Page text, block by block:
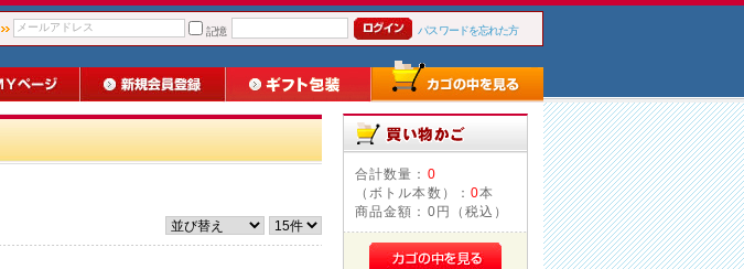
記憶
パスワードを忘れた方
合計数量： 0
（ボトル本数）： 0本
商品金額： 0円（税込）